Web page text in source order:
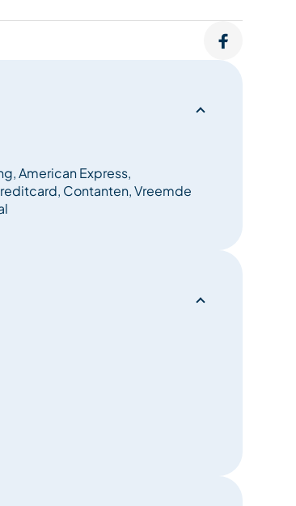
American Express,
Contanten, Vreemde